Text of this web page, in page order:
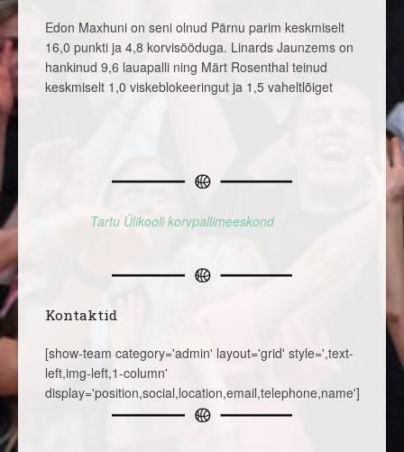
Edon Maxhuni on seni olnud Pärnu parim keskmiselt
16,0 punkti ja 4,8 korvisööduga. Linards Jaunzems on
hankinud 9,6 lauapalli ning Märt Rosenthal teinud
keskmiselt 1,0 viskeblokeeringut ja 1,5 vaheltlõiget
Tartu Ülikooli korvpallimeeskond
Kontaktid
[show-team category='admin' layout='grid' style=',text-
left,img-left,1-column'
display='position,social,location,email,telephone,name']